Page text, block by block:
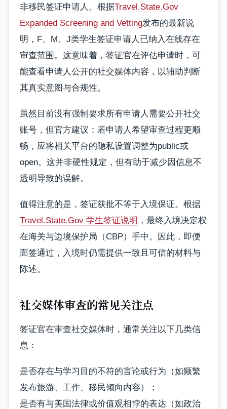
非移民签证申请人。根据Travel.State.Gov
Expanded Screening and Vetting发布的最新说
明，F、M、J类学生签证申请人已纳入在线存在
审查范围。这意味着，签证官在评估申请时，可
能查看申请人公开的社交媒体内容，以辅助判断
其真实意图与合规性。
虽然目前没有强制要求所有申请人需要公开社交
账号，但官方建议：若申请人希望审查过程更顺
畅，应将相关平台的隐私设置调整为public或
open。这并非硬性规定，但有助于减少因信息不
透明导致的误解。
值得注意的是，签证获批不等于入境保证。根据
Travel.State.Gov 学生签证说明 ，最终入境决定权
在海关与边境保护局（CBP）手中。因此，即便
面签通过，入境时仍需提供一致且可信的材料与
陈述。
社交媒体审查的常见关注点
签证官在审查社交媒体时，通常关注以下几类信
息：
是否存在与学习目的不符的言论或行为（如频繁
发布旅游、工作、移民倾向内容）；
是否有与美国法律或价值观相悖的表达（如政治